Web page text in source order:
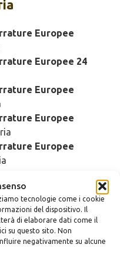
tecnologie come i cookie
del dispositivo. Il
di elaborare dati come il
su questo sito. Non
negativamente su alcune
Europee
Europee 24
Europee
Europee
Europee
Europee
Europee SOS